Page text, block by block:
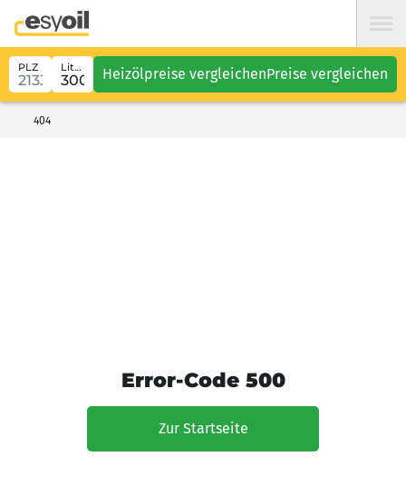
PLZ Liter Heizölpreise vergleichenPreise vergleichen
404
Error-Code 500
Zur Startseite